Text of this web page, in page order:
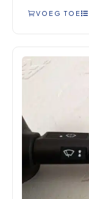
VOEG TOE